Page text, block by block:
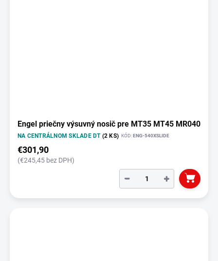
Engel priečny výsuvný nosič pre MT35 MT45 MR040
NA CENTRÁLNOM SKLADE DT (2 KS) KÓD:ENG-540XSLIDE
€301,90
(€245,45 bez DPH)
+
−